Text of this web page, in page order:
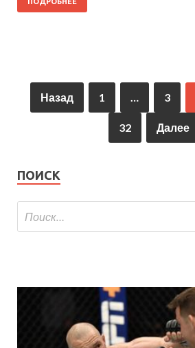
Назад 1 … 3
32 Далее
ПОИСК